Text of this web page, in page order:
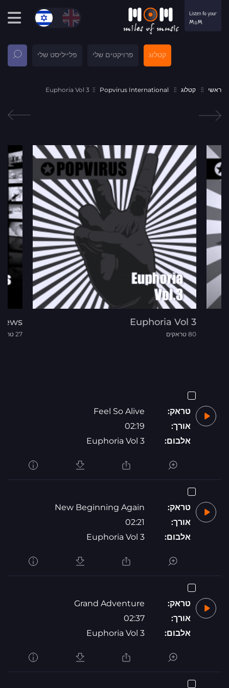
קטלוג פרויקטים שלי פלייליסט שלי
ראשי קטלוג Popvirus International
Euphoria Vol 3
Euphoria Vol 3
80 טראקים 27 טראקים
טראק:
Feel So Alive
אורך:
02:19
אלבום:
Euphoria Vol 3
טראק:
New Beginning Again
אורך:
02:21
אלבום:
Euphoria Vol 3
טראק:
Grand Adventure
אורך:
02:37
אלבום:
Euphoria Vol 3